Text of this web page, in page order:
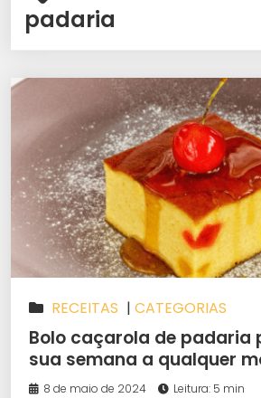
padaria
RECEITAS | CATEGORIAS
Bolo caçarola de padaria
sua semana a qualquer
8 de maio de 2024 Leitura: 5 min